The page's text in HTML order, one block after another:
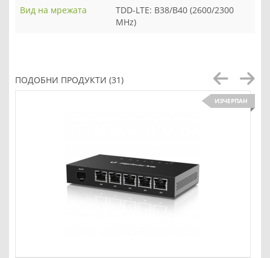
Вид на мрежата
TDD-LTE: B38/B40 (2600/2300
MHz)
ПОДОБНИ ПРОДУКТИ (31)
ИЗЧЕРПАН